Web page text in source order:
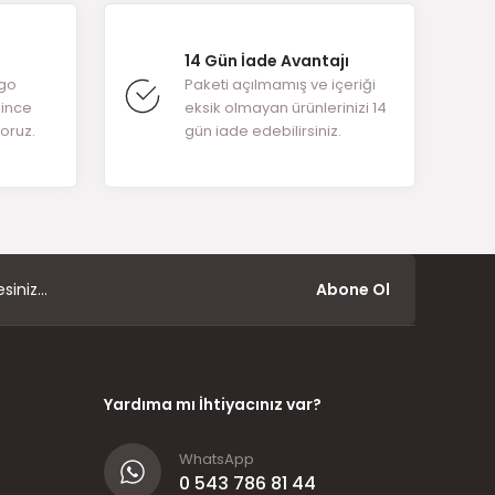
14 Gün İade Avantajı
Paketi açılmamış ve içeriği
eksik olmayan ürünlerinizi 14
gün iade edebilirsiniz.
Abone Ol
Yardıma mı İhtiyacınız var?
WhatsApp
0 543 786 81 44